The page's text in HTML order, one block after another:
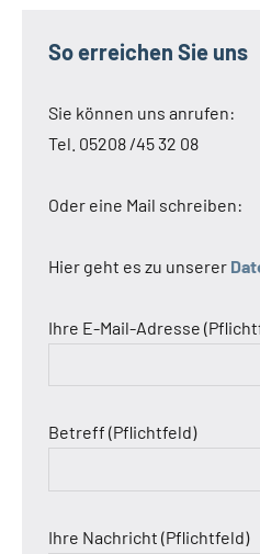
So erreichen Sie uns
Sie können uns anrufen:
Tel. 05208 /45 32 08
Oder eine Mail schreiben:
Hier geht es zu unserer
Ihre E-Mail-Adresse
Betreff (Pflichtfeld)
Ihre Nachricht (Pflichtfeld)